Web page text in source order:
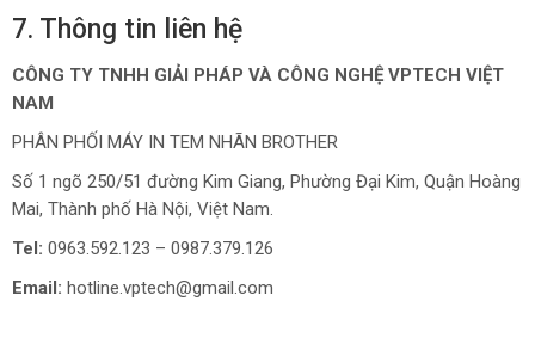
7. Thông tin liên hệ
CÔNG TY TNHH GIẢI PHÁP VÀ CÔNG NGHỆ VPTECH VIỆT
NAM
PHÂN PHỐI MÁY IN TEM NHÃN BROTHER
Số 1 ngõ 250/51 đường Kim Giang, Phường Đại Kim, Quận Hoàng
Mai, Thành phố Hà Nội, Việt Nam.
Tel: 0963.592.123 – 0987.379.126
Email: hotline.vptech@gmail.com